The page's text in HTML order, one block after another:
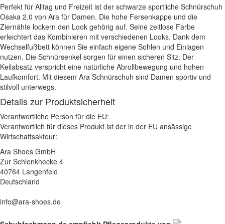
Perfekt für Alltag und Freizeit ist der schwarze sportliche Schnürschuh
Osaka 2.0 von Ara für Damen. Die hohe Fersenkappe und die
Ziernähte lockern den Look gehörig auf. Seine zeitlose Farbe
erleichtert das Kombinieren mit verschiedenen Looks. Dank dem
Wechselfußbett können Sie einfach eigene Sohlen und Einlagen
nutzen. Die Schnürsenkel sorgen für einen sicheren Sitz. Der
Keilabsatz verspricht eine natürliche Abrollbewegung und hohen
Laufkomfort. Mit diesem Ara Schnürschuh sind Damen sportiv und
stilvoll unterwegs.
Details zur Produktsicherheit
Verantwortliche Person für die EU:
Verantwortlich für dieses Produkt ist der in der EU ansässige
Wirtschaftsakteur:
Ara Shoes GmbH
Zur Schlenkhecke 4
40764 Langenfeld
Deutschland
info@ara-shoes.de